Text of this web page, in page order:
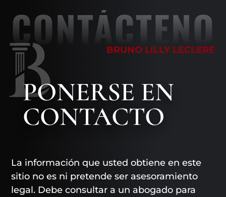
PONERSE EN
CONTACTO
BRUNO LILLY LECLERE
La información que usted obtiene en este
sitio no es ni pretende ser asesoramiento
legal. Debe consultar a un abogado para